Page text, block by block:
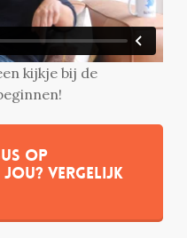
kijkje bij de
op
Vergelijk